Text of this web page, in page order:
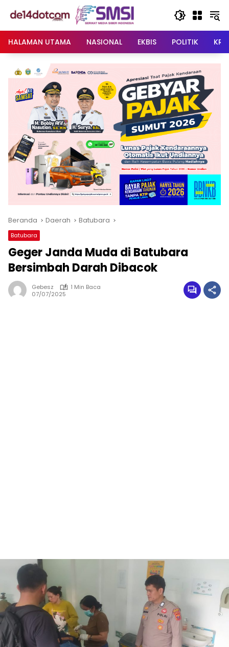
HALAMAN UTAMA
NASIONAL EKBIS POLITIK
Beranda Daerah Batubara
Batubara
Geger Janda Muda di Batubara
Bersimbah Darah Dibacok
Gebesz
1 Min Baca
07/07/2025